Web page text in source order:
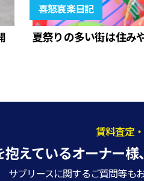
喜怒哀楽日記
夏祭りの多い街は住み
賃料査定
抱えているオーナー様
サブリースに関するご質問等も